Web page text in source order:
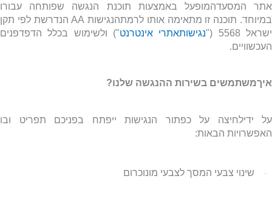
אתר המסעדהמופעל באמצעות תוכנת הנגשה שפותחה עבורו
במיוחד. תוכנה זו מתאימה אותו לרמתהנגישות AAהנדרשת לפי תקן
ישראל 5568 ("
נגישותאתרי אינטרנט") ולשימוש בכלל הדפדפנים
העכשוויים.
איךמשתמשים בשירות ההנגשה שלנו?
על ידילחיצה על כפתור הנגישות ייפתח בפניכם תפריט ובו
האפשרויות הבאות:
· שינוי צבעי המסך לצבעי מונוכרום